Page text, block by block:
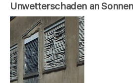
Unwetterschaden an